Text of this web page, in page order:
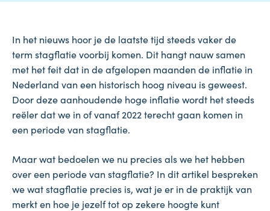
In het nieuws hoor je de laatste tijd steeds vaker de
term stagflatie voorbij komen. Dit hangt nauw samen
met het feit dat in de afgelopen maanden de inflatie in
Nederland van een historisch hoog niveau is geweest.
Door deze aanhoudende hoge inflatie wordt het steeds
reëler dat we in of vanaf 2022 terecht gaan komen in
een periode van stagflatie.
Maar wat bedoelen we nu precies als we het hebben
over een periode van stagflatie? In dit artikel bespreken
we wat stagflatie precies is, wat je er in de praktijk van
merkt en hoe je jezelf tot op zekere hoogte kunt